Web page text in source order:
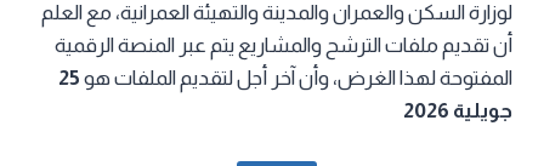
لوزارة السكن والعمران والمدينة والتهيئة العمرانية، مع العلم
أن تقديم ملفات الترشح والمشاريع يتم عبر المنصة الرقمية
المفتوحة لهذا الغرض، وأن آخر أجل لتقديم الملفات هو 25
جويلية 2026